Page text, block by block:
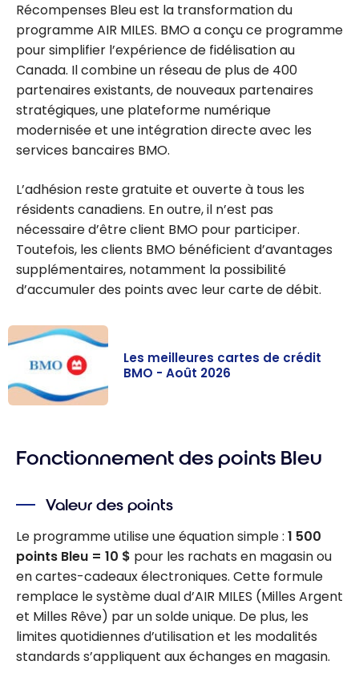
Récompenses Bleu est la transformation du
programme AIR MILES. BMO a conçu ce programme
pour simplifier l’expérience de fidélisation au
Canada. Il combine un réseau de plus de 400
partenaires existants, de nouveaux partenaires
stratégiques, une plateforme numérique
modernisée et une intégration directe avec les
services bancaires BMO.
L’adhésion reste gratuite et ouverte à tous les
résidents canadiens. En outre, il n’est pas
nécessaire d’être client BMO pour participer.
Toutefois, les clients BMO bénéficient d’avantages
supplémentaires, notamment la possibilité
d’accumuler des points avec leur carte de débit.
crédit BMO -
Les meilleures cartes de crédit
BMO - Août 2026
Fonctionnement des points Bleu
Valeur des points
Le programme utilise une équation simple : 1 500
points Bleu = 10 $ pour les rachats en magasin ou
en cartes-cadeaux électroniques. Cette formule
remplace le système dual d’AIR MILES (Milles Argent
et Milles Rêve) par un solde unique. De plus, les
limites quotidiennes d’utilisation et les modalités
standards s’appliquent aux échanges en magasin.